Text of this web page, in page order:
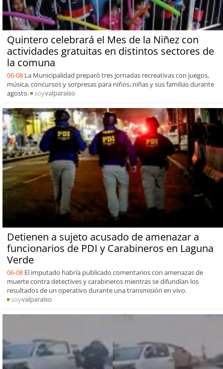
Quintero celebrará el Mes de la Niñez con
actividades gratuitas en distintos sectores de
la comuna
06-08 La Municipalidad preparó tres jornadas recreativas con juegos,
música, concursos y sorpresas para niños, niñas y sus familias durante
agosto.
soyvalparaiso
Detienen a sujeto acusado de amenazar a
funcionarios de PDI y Carabineros en Laguna
Verde
06-08 El imputado habría publicado comentarios con amenazas de
muerte contra detectives y carabineros mientras se difundían los
resultados de un operativo durante una transmisión en vivo.
soyvalparaiso